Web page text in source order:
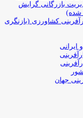
بازرگانی گرایش
شده)
کشاورزی (بازنگری
ایرانی
جهان